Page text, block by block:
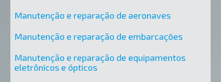
Manutenção e reparação de aeronaves
Manutenção e reparação de embarcações
Manutenção e reparação de equipamentos
eletrônicos e ópticos